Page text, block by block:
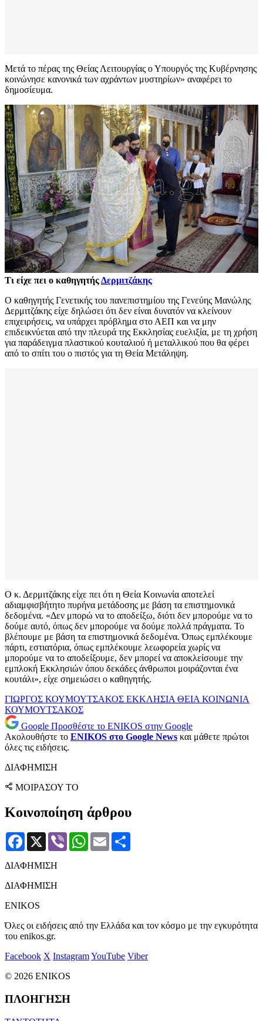
Μετά το πέρας της Θείας Λειτουργίας ο Υπουργός της Κυβέρνησης
κοινώνησε κανονικά των αχράντων μυστηρίων» αναφέρει το
δημοσίευμα.
Τι είχε πει ο καθηγητήςΔερμιτζάκης
Ο καθηγητής Γενετικής του πανεπιστημίου της Γενεύης Μανώλης
Δερμιτζάκης είχε δηλώσει ότι δεν είναι δυνατόν να κλείνουν
επιχειρήσεις, να υπάρχει πρόβλημα στο ΑΕΠ και να μην
επιδεικνύεται από την πλευρά της Εκκλησίας ευελιξία, με τη χρήση
για παράδειγμα πλαστικού κουταλιού ή μεταλλικού που θα φέρει
από το σπίτι του ο πιστός για τη Θεία Μετάληψη.
Ο κ. Δερμιτζάκης είχε πει ότι η Θεία Κοινωνία αποτελεί
αδιαμφισβήτητο πυρήνα μετάδοσης με βάση τα επιστημονικά
δεδομένα. «Δεν μπορώ να το αποδείξω, διότι δεν μπορούμε να το
δούμε αυτό, όπως δεν μπορούμε να δούμε πολλά πράγματα. Το
βλέπουμε με βάση τα επιστημονικά δεδομένα. Όπως εμπλέκουμε
πάρτι, εστιατόρια, όπως εμπλέκουμε λεωφορεία χωρίς να
μπορούμε να το αποδείξουμε, δεν μπορεί να αποκλείσουμε την
εμπλοκή Εκκλησιών όπου δεκάδες άνθρωποι μοιράζονται ένα
κουτάλι», είχε σημειώσει ο καθηγητής.
ΓΙΩΡΓΟΣ ΚΟΥΜΟΥΤΣΑΚΟΣ ΕΚΚΛΗΣΙΑ ΘΕΙΑ ΚΟΙΝΩΝΙΑ
ΚΟΥΜΟΥΤΣΑΚΟΣ
Google Προσθέστε το ENIKOS στην Google
Ακολουθήστε το ENIKOS στο Google News και μάθετε πρώτοι
όλες τις ειδήσεις.
ΔΙΑΦΗΜΙΣΗ
ΜΟΙΡΑΣΟΥ ΤΟ
Κοινοποίηση άρθρου
Facebook
X Viber WhatsApp
Email
ΔΙΑΦΗΜΙΣΗ
ΔΙΑΦΗΜΙΣΗ
ENIKOS
Όλες οι ειδήσεις από την Ελλάδα και τον κόσμο με την εγκυρότητα
του enikos.gr.
Facebook X InstagramYouTube Viber
© 2026 ENIKOS
ΠΛΟΗΓΗΣΗ